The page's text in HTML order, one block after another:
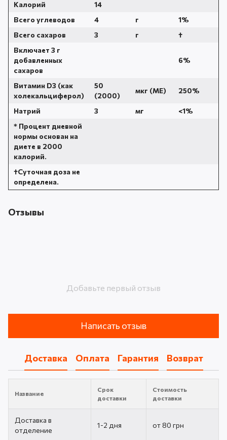
Калорий
14
Всего углеводов
4 г
1%
Всего сахаров
3 г
†
Включает 3 г
добавленных
сахаров
6%
Витамин D3 (как
холекальциферол)
50
(2000)
мкг (МЕ) 250%
Натрий 3 мг
<1%
* Процент дневной
нормы основан на
диете в 2000
калорий.
†Суточная доза не
определена.
Отзывы
Добавьте первый отзыв
Написать отзыв
Доставка Оплата Гарантия Возврат
Название
Срок
доставки
Стоимость
доставки
Доставка в
отделение
1-2 дня от 80 грн